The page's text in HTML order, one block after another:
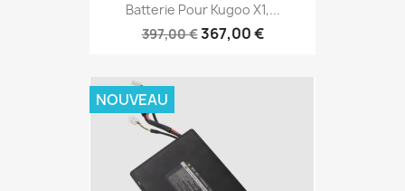
Batterie Pour Kugoo X1,...
397,00 €367,00 €
NOUVEAU